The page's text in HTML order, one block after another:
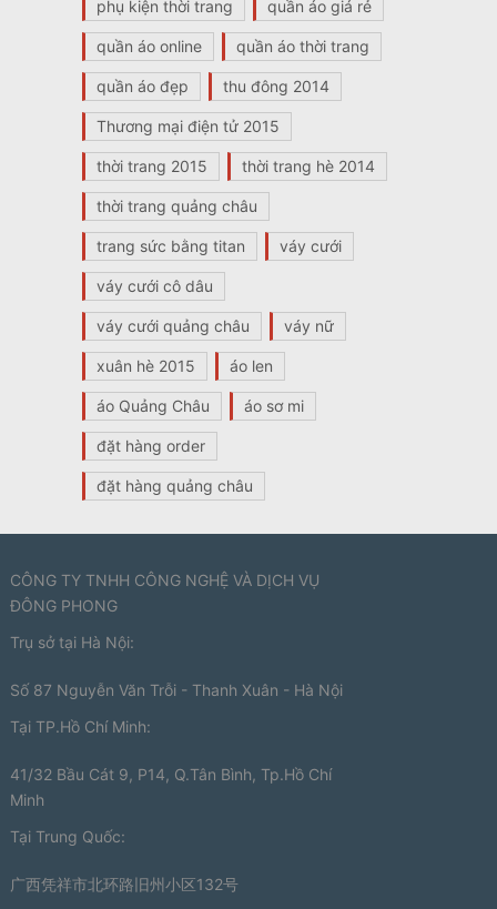
phụ kiện thời trang quần áo giá rẻ
quần áo online quần áo thời trang
quần áo đẹp thu đông 2014
Thương mại điện tử 2015
thời trang 2015 thời trang hè 2014
thời trang quảng châu
trang sức bằng titan váy cưới
váy cưới cô dâu
váy cưới quảng châu váy nữ
xuân hè 2015 áo len
áo Quảng Châu áo sơ mi
đặt hàng order
đặt hàng quảng châu
CÔNG TY TNHH CÔNG NGHỆ VÀ DỊCH VỤ
ĐÔNG PHONG
Trụ sở tại Hà Nội:
Số 87 Nguyễn Văn Trỗi - Thanh Xuân - Hà Nội
Tại TP.Hồ Chí Minh:
41/32 Bầu Cát 9, P14, Q.Tân Bình, Tp.Hồ Chí
Minh
Tại Trung Quốc:
广西凭祥市北环路旧州小区132号